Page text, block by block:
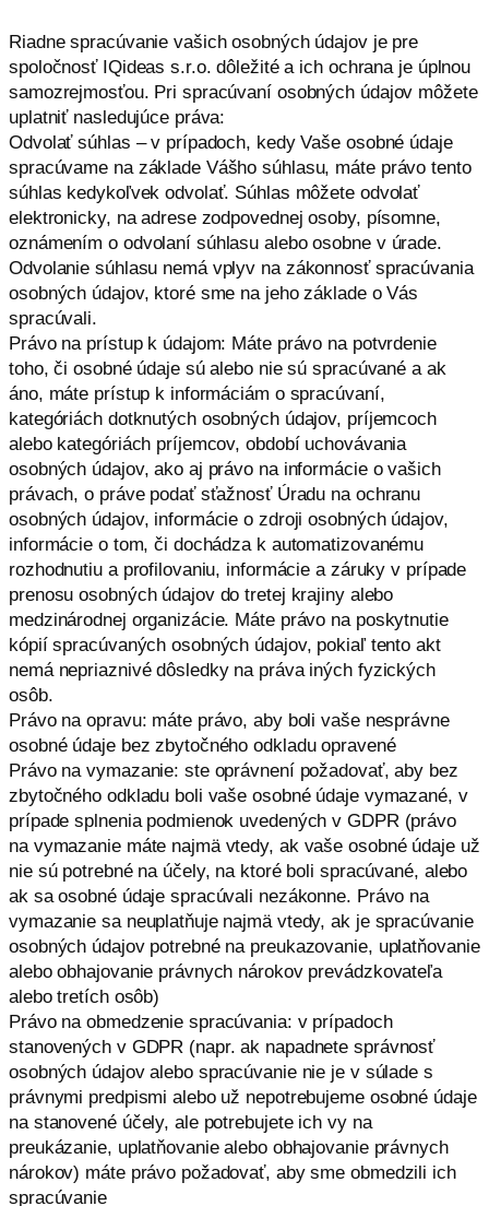
Riadne spracúvanie vašich osobných údajov je pre
spoločnosť IQideas s.r.o. dôležité a ich ochrana je úplnou
samozrejmosťou. Pri spracúvaní osobných údajov môžete
uplatniť nasledujúce práva:
Odvolať súhlas – v prípadoch, kedy Vaše osobné údaje
spracúvame na základe Vášho súhlasu, máte právo tento
súhlas kedykoľvek odvolať. Súhlas môžete odvolať
elektronicky, na adrese zodpovednej osoby, písomne,
oznámením o odvolaní súhlasu alebo osobne v úrade.
Odvolanie súhlasu nemá vplyv na zákonnosť spracúvania
osobných údajov, ktoré sme na jeho základe o Vás
spracúvali.
Právo na prístup k údajom: Máte právo na potvrdenie
toho, či osobné údaje sú alebo nie sú spracúvané a ak
áno, máte prístup k informáciám o spracúvaní,
kategóriách dotknutých osobných údajov, príjemcoch
alebo kategóriách príjemcov, období uchovávania
osobných údajov, ako aj právo na informácie o vašich
právach, o práve podať sťažnosť Úradu na ochranu
osobných údajov, informácie o zdroji osobných údajov,
informácie o tom, či dochádza k automatizovanému
rozhodnutiu a profilovaniu, informácie a záruky v prípade
prenosu osobných údajov do tretej krajiny alebo
medzinárodnej organizácie. Máte právo na poskytnutie
kópií spracúvaných osobných údajov, pokiaľ tento akt
nemá nepriaznivé dôsledky na práva iných fyzických
osôb.
Právo na opravu: máte právo, aby boli vaše nesprávne
osobné údaje bez zbytočného odkladu opravené
Právo na vymazanie: ste oprávnení požadovať, aby bez
zbytočného odkladu boli vaše osobné údaje vymazané, v
prípade splnenia podmienok uvedených v GDPR (právo
na vymazanie máte najmä vtedy, ak vaše osobné údaje už
nie sú potrebné na účely, na ktoré boli spracúvané, alebo
ak sa osobné údaje spracúvali nezákonne. Právo na
vymazanie sa neuplatňuje najmä vtedy, ak je spracúvanie
osobných údajov potrebné na preukazovanie, uplatňovanie
alebo obhajovanie právnych nárokov prevádzkovateľa
alebo tretích osôb)
Právo na obmedzenie spracúvania: v prípadoch
stanovených v GDPR (napr. ak napadnete správnosť
osobných údajov alebo spracúvanie nie je v súlade s
právnymi predpismi alebo už nepotrebujeme osobné údaje
na stanovené účely, ale potrebujete ich vy na
preukázanie, uplatňovanie alebo obhajovanie právnych
nárokov) máte právo požadovať, aby sme obmedzili ich
spracúvanie